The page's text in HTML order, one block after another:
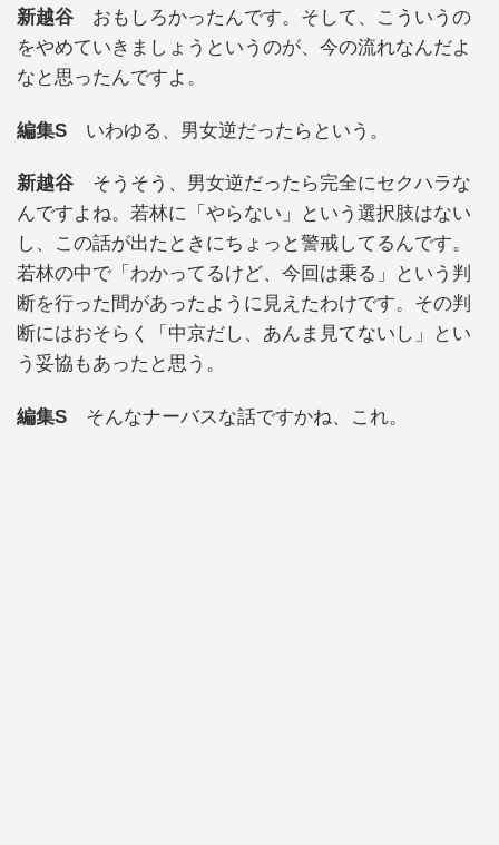
新越谷 おもしろかったんです。そして、こういうの
をやめていきましょうというのが、今の流れなんだよ
なと思ったんですよ。
編集S いわゆる、男女逆だったらという。
新越谷 そうそう、男女逆だったら完全にセクハラな
んですよね。若林に「やらない」という選択肢はない
し、この話が出たときにちょっと警戒してるんです。
若林の中で「わかってるけど、今回は乗る」という判
断を行った間があったように見えたわけです。その判
断にはおそらく「中京だし、あんま見てないし」とい
う妥協もあったと思う。
編集S そんなナーバスな話ですかね、これ。